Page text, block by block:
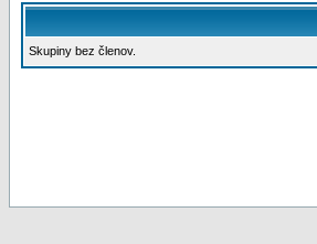
Skupiny bez členov.